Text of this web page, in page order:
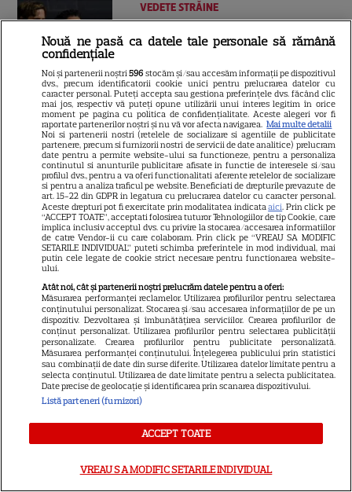
7
VEDETE STRĂINE
Ryan Gosling este noul Ghost
Rider din Universul Marvel.
Anunțul făcut la Comic-Con i-
a entuziasmat pe fani
DISNEY PLUS
„Diavolul se îmbracă de la
Prada 2” s-a lansat pe Disney+.
Meryl Streep și Anne
Hathaway revin la revista
Runway
9
Meryl Streep, gest
impresionant pentru Anne
Hathaway și Emily Blunt la
„Diavolul se îmbracă de la
Prada 2”. Ce salarii ar fi primit
actrițele
VEDETE STRĂINE
Tom Holland, decizie radicală
Nouă ne pasă ca datele tale personale să rămână
confidențiale
Noi și partenerii noștri596 stocăm și/sau accesăm informații pe dispozitivul
dvs., precum identificatorii cookie unici pentru prelucrarea datelor cu
caracter personal. Puteți accepta sau gestiona preferințele dvs. făcând clic
mai jos, respectiv vă puteți opune utilizării unui interes legitim în orice
moment pe pagina cu politica de confidențialitate. Aceste alegeri vor fi
raportate partenerilor noștri și nu vă vor afecta navigarea. Mai multe detalii
Noi si partenerii nostri (retelele de socializare si agentiile de publicitate
partenere, precum si furnizorii nostri de servicii de date analitice) prelucram
date pentru a permite website-ului sa functioneze, pentru a personaliza
continutul si anunturile publicitare afisate in functie de interesele si/sau
profilul dvs., pentru a va oferi functionalitati aferente retelelor de socializare
si pentru a analiza traficul pe website. Beneficiati de drepturile prevazute de
art. 15-22 din GDPR in legatura cu prelucrarea datelor cu caracter personal.
Aceste drepturi pot fi exercitate prin modalitatea indicataaici. Prin click pe
“ACCEPT TOATE”, acceptati folosirea tuturor Tehnologiilor de tip Cookie, care
implica inclusiv acceptul dvs. cu privire la stocarea/accesarea informatiilor
de catre Vendor-ii cu care colaboram. Prin click pe “VREAU SA MODIFIC
SETARILE INDIVIDUAL” puteti schimba preferintele in mod individual, mai
putin cele legate de cookie strict necesare pentru functionarea website-
ului.
Atât noi, cât și partenerii noștri prelucrăm datele pentru a oferi:
Măsurarea performanței reclamelor. Utilizarea profilurilor pentru selectarea
conținutului personalizat. Stocarea și/sau accesarea informațiilor de pe un
dispozitiv. Dezvoltarea și îmbunătățirea serviciilor. Crearea profilurilor de
conținut personalizat. Utilizarea profilurilor pentru selectarea publicității
personalizate. Crearea profilurilor pentru publicitate personalizată.
Măsurarea performanței conținutului. Înțelegerea publicului prin statistici
sau combinații de date din surse diferite. Utilizarea datelor limitate pentru a
selecta conținutul. Utilizarea de date limitate pentru a selecta publicitatea.
Date precise de geolocație și identificarea prin scanarea dispozitivului.
Listă parteneri (furnizori)
ACCEPT TOATE
VREAU SA MODIFIC SETARILE INDIVIDUAL